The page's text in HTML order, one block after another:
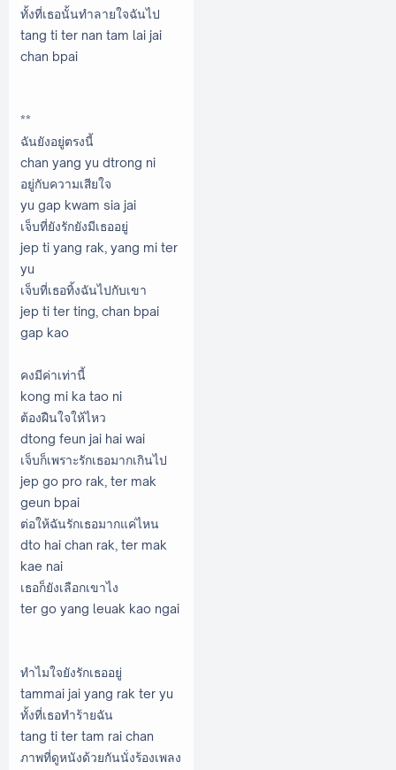
ทั้งที่เธอนั้นทําลายใจฉันไป
tang ti ter nan tam lai jai
chan bpai
**
ฉันยังอยู่ตรงนี้
chan yang yu dtrong ni
อยู่กับความเสียใจ
yu gap kwam sia jai
เจ็บที่ยังรักยังมีเธออยู่
jep ti yang rak, yang mi ter
yu
เจ็บที่เธอทิ้งฉันไปกับเขา
jep ti ter ting, chan bpai
gap kao
คงมีค่าเท่านี้
kong mi ka tao ni
ต้องฝืนใจให้ไหว
dtong feun jai hai wai
เจ็บก็เพราะรักเธอมากเกินไป
jep go pro rak, ter mak
geun bpai
ต่อให้ฉันรักเธอมากแค่ไหน
dto hai chan rak, ter mak
kae nai
เธอก็ยังเลือกเขาไง
ter go yang leuak kao ngai
ทำไมใจยังรักเธออยู่
tammai jai yang rak ter yu
ทั้งที่เธอทำร้ายฉัน
tang ti ter tam rai chan
ภาพที่ดูหนังด้วยกันนั่งร้องเพลง